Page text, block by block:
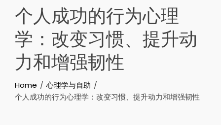
content个人成功的行为心理
学：改变习惯、提升动
力和增强韧性
Home
心理学与自助
个人成功的行为心理学：改变习惯、提升动力和增强韧性